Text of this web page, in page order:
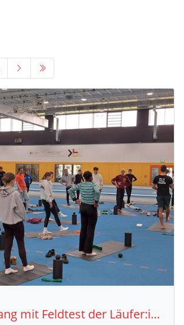
Tageslehrgang mit Feldtest der Läufer:innen in Stuttgart